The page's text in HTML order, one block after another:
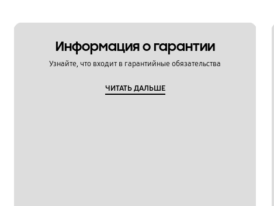
Информация о гарантии
Узнайте, что входит в гарантийные обязательства
ЧИТАТЬ ДАЛЬШЕ